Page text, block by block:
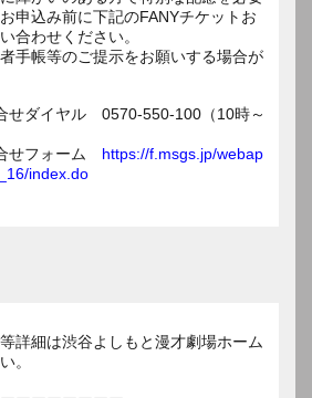
申込み前に下記のFANYチケットお
合わせください。
手帳等のご提示をお願いする場合が
せダイヤル 0570-550-100（10時～
せフォーム https://f.msgs.jp/webap
index.do
詳細は渋谷よしもと漫才劇場ホーム
。